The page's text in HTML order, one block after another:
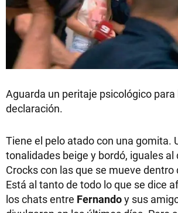
Aguarda un peritaje psicológico para
declaración.
Tiene el pelo atado con una gomita.
tonalidades beige y bordó, iguales
Crocks con las que se mueve dentro
Está al tanto de todo lo que se dice
los chats entre Fernandoy sus